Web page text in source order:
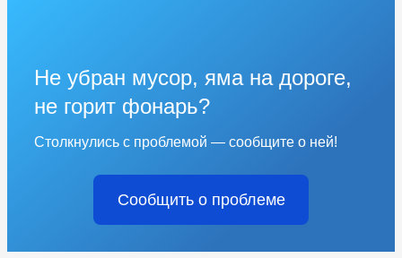
Не убран мусор, яма на дороге,
не горит фонарь?
Столкнулись с проблемой — сообщите о ней!
Сообщить о проблеме